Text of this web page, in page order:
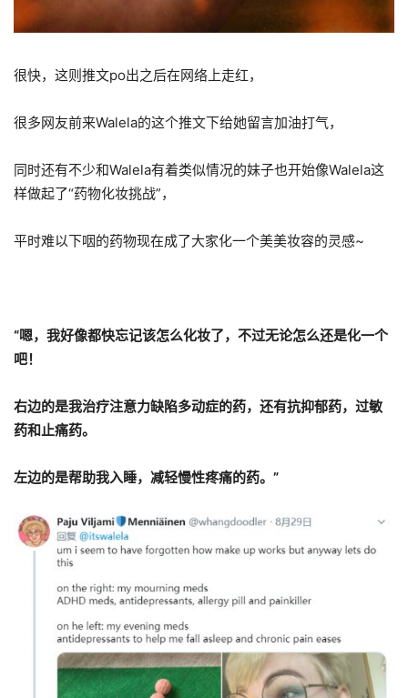
很快，这则推文po出之后在网络上走红，
很多网友前来Walela的这个推文下给她留言加油打气，
同时还有不少和Walela有着类似情况的妹子也开始像Walela这
样做起了“药物化妆挑战”，
平时难以下咽的药物现在成了大家化一个美美妆容的灵感~
“嗯，我好像都快忘记该怎么化妆了，不过无论怎么还是化一个
吧！
右边的是我治疗注意力缺陷多动症的药，还有抗抑郁药，过敏
药和止痛药。
左边的是帮助我入睡，减轻慢性疼痛的药。”